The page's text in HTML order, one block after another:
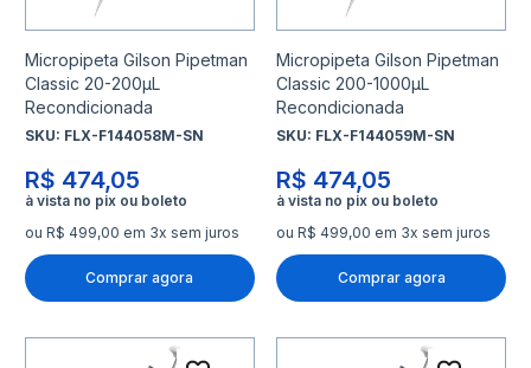
Micropipeta Gilson Pipetman
Classic 20-200µL
Recondicionada
SKU: FLX-F144058M-SN
R$ 474,05
ou R$ 499,00 em 3x sem juros
Comprar agora
Micropipeta Gilson Pipetman
Classic 200-1000µL
Recondicionada
SKU: FLX-F144059M-SN
R$ 474,05
ou R$ 499,00 em 3x sem juros
Comprar agora